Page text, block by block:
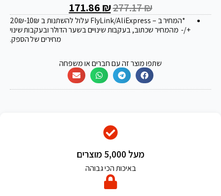
277.17₪
171.86 ₪
*המחיר ב – FlyLink/AliExpress עלול להשתנות ב 20 ₪-10₪
+/- מהמחיר שכתוב, בעקבות שינויים בשער הדולר ובעקבות שינוי
מחירים של הספק.
שתפו מוצר זה עם חברים או משפחה
מעל 5,000 מוצרים
באיכות הכי גבוהה